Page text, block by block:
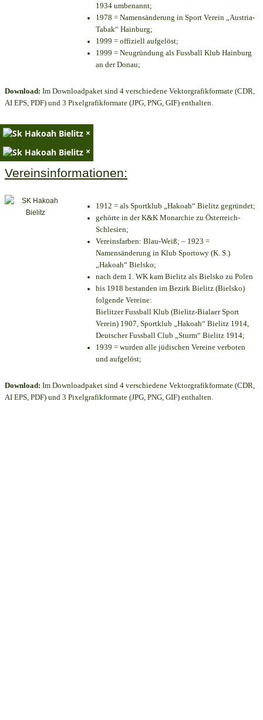
1934 umbenannt;
1978 = Namensänderung in Sport Verein „Austria-
Tabak“ Hainburg;
1999 = offiziell aufgelöst;
1999 = Neugründung als Fussball Klub Hainburg
an der Donau;
Download: Im Downloadpaket sind 4 verschiedene Vektorgrafikformate (CDR,
AI EPS, PDF) und 3 Pixelgrafikformate (JPG, PNG, GIF) enthalten.
×
×
Vereinsinformationen:
1912 = als Sportklub „Hakoah“ Bielitz gegründet;
gehörte in der K&K Monarchie zu Österreich-
Schlesien;
Vereinsfarben: Blau-Weiß; – 1923 =
Namensänderung in Klub Sportowy (K. S.)
„Hakoah“ Bielsko;
nach dem 1. WK kam Bielitz als Bielsko zu Polen
bis 1918 bestanden im Bezirk Bielitz (Bielsko)
folgende Vereine:
Bielitzer Fussball Klub (Bielitz-Bialaer Sport
Verein) 1907, Sportklub „Hakoah“ Bielitz 1914,
Deutscher Fussball Club „Sturm“ Bielitz 1914;
1939 = wurden alle jüdischen Vereine verboten
und aufgelöst;
Download: Im Downloadpaket sind 4 verschiedene Vektorgrafikformate (CDR,
AI EPS, PDF) und 3 Pixelgrafikformate (JPG, PNG, GIF) enthalten.